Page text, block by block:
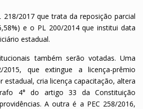
218/2017 que trata da reposição parcial
e o PL 200/2014 que institui data
estadual.
também serão votadas. Uma
que extingue a licença-prêmio
estadual, cria licença capacitação, altera
4° do artigo 33 da Constituição
A outra é a PEC 258/2016,